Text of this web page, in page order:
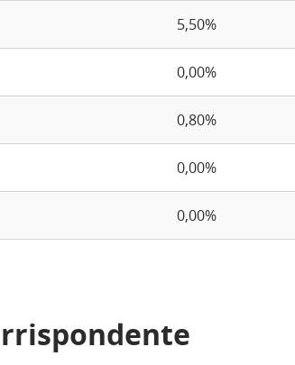
5,50%
0,00%
0,80%
0,00%
0,00%